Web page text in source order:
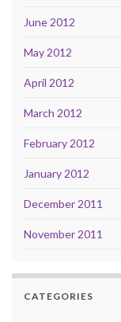
June 2012
May 2012
April 2012
March 2012
February 2012
January 2012
December 2011
November 2011
CATEGORIES